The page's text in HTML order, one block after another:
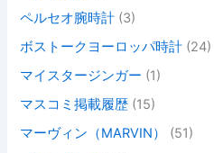
ペルセオ腕時計 (3)
ボストークヨーロッパ時計 (24)
マイスタージンガー (1)
マスコミ掲載履歴 (15)
マーヴィン（MARVIN）
(51)